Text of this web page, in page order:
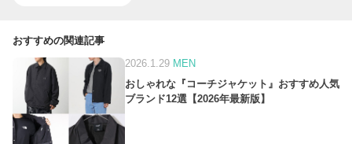
おすすめの関連記事
2026.1.29 MEN
おしゃれな『コーチジャケット』おすすめ人気
ブランド12選【2026年最新版】